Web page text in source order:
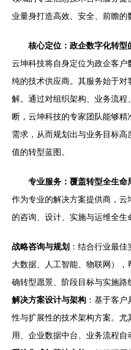
业量身打造高效、安全、前瞻的
核心定位：政企数字化转型
云坤科技将自身定位为政企客户
纯的技术供应商。其服务始于
解。通过对组织架构、业务流
断，云坤科技的专家团队能够
需求，从而规划出与业务目标
值的转型蓝图。
专业服务：覆盖转型全生命
作为专业的解决方案提供商，
的咨询、设计、实施与运维全生
战略咨询与规划 ：结合行业最
大数据、人工智能、物联网）
确转型愿景、阶段目标与实施路
解决方案设计与架构 ：基于客
性与扩展性的技术架构方案。
用、企业数据中台、业务流程自